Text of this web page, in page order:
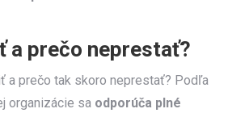
a prečo neprestať?
a prečo tak skoro neprestať? Podľa
organizácie sa odporúča plné